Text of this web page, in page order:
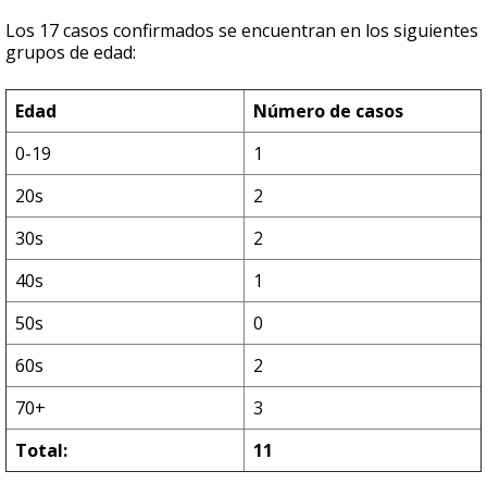
Los 17 casos confirmados se encuentran en los siguientes
grupos de edad:
Edad
Número de casos
0-19
1
20s
2
30s
2
40s
1
50s
0
60s
2
70+
3
Total:
11